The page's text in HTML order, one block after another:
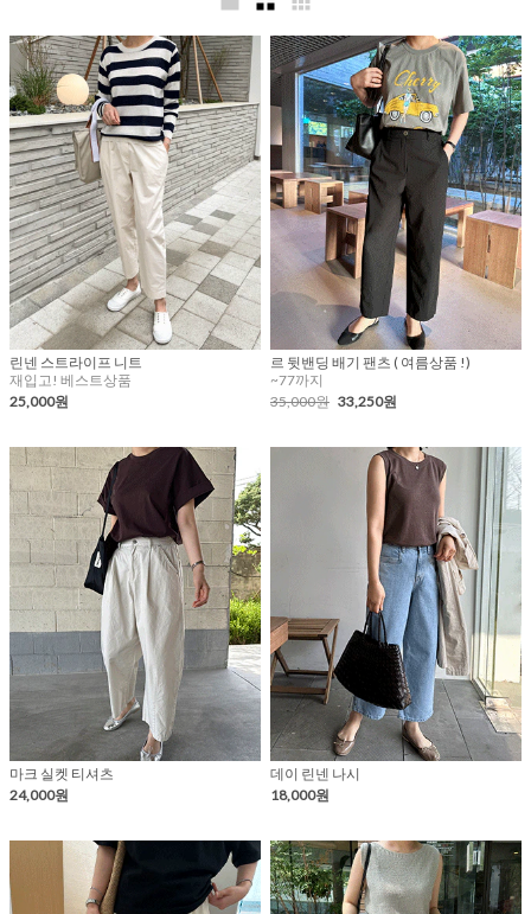
린넨 스트라이프 니트
재입고! 베스트상품
25,000원
르 뒷밴딩 배기 팬츠 ( 여름상품 !)
~77까지
35,000원 33,250원
마크 실켓 티셔츠
24,000원
데이 린넨 나시
18,000원